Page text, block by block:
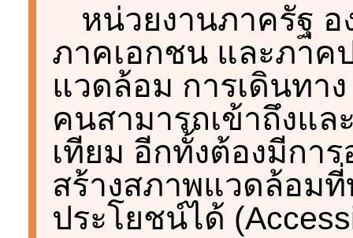
หน่วยงานภาครัฐ
ภาคเอกชน และภาค
แวดล้อม การเดินทา
คนสามารถเข้าถึงแล
เทียม อีกทั้งต้องมีกา
สร้างสภาพแวดล้อม
ประโยชน์ได้